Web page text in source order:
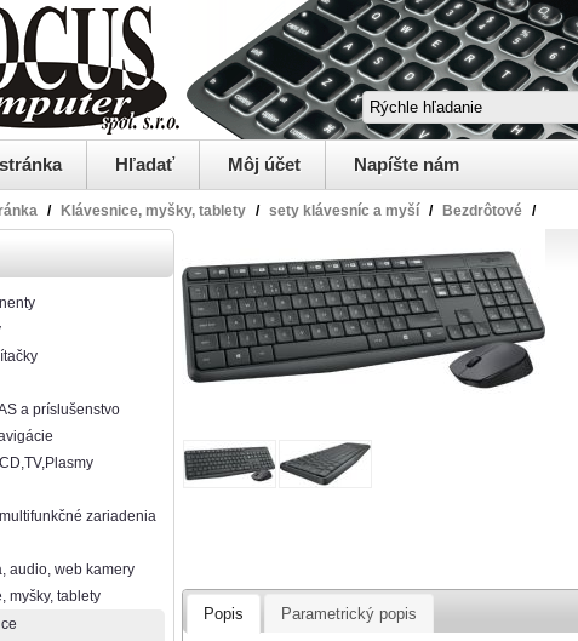
Hľadať Môj účet Napíšte nám
/ Klávesnice, myšky, tablety / sety klávesníc a myší / Bezdrôtové /
a príslušenstvo
zariadenia
audio, web kamery
myšky, tablety
Popis Parametrický popis